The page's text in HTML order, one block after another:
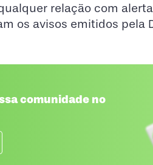
relação com
os avisos emitidos pela
comunidade no